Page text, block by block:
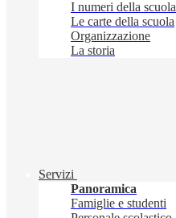
I numeri della scuola
Le carte della scuola
Organizzazione
La storia
Servizi
Panoramica
Famiglie e studenti